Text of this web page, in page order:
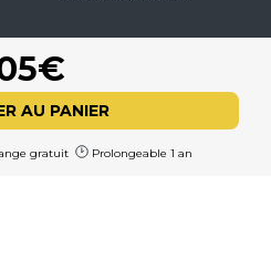
AU PANIER
gratuit Prolongeable 1 an
nous
- CGU
légales
confidentialité